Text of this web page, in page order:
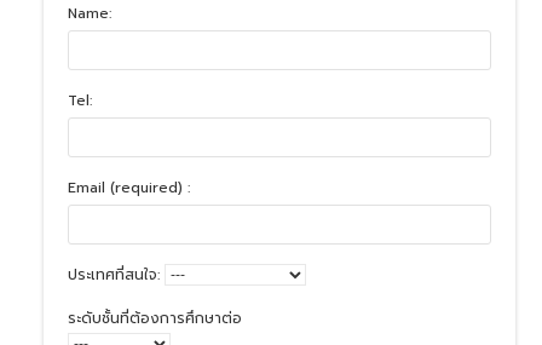
Name:
Tel:
Email (required) :
ประเทศที่สนใจ:
ระดับชั้นที่ต้องการศึกษาต่อ